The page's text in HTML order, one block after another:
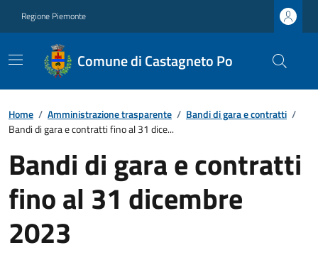
Regione Piemonte
Comune di Castagneto Po
Home / Amministrazione trasparente / Bandi di gara e contratti /
Bandi di gara e contratti fino al 31 dice...
Bandi di gara e contratti
fino al 31 dicembre
2023